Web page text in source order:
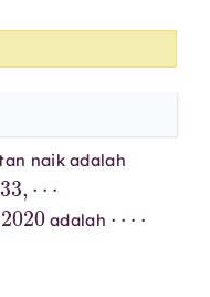
naik adalah
,⋯
2020
adalah